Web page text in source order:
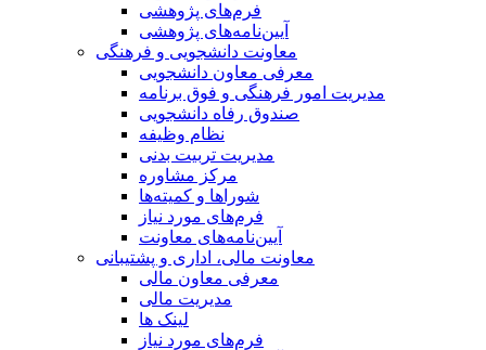
فرم‌های پژوهشی
آیین‌نامه‌های پژوهشی
معاونت دانشجویی و فرهنگی
معرفی معاون دانشجویی
مدیریت امور فرهنگی و فوق برنامه
صندوق رفاه دانشجویی
نظام وظیفه
مدیریت تربیت بدنی
مرکز مشاوره
شوراها و کمیته‌ها
فرم‌های مورد نیاز
آیین‌نامه‌های معاونت
معاونت مالی، اداری و پشتیبانی
معرفی معاون مالی
مدیریت مالی
لینک ها
فرم‌های مورد نیاز